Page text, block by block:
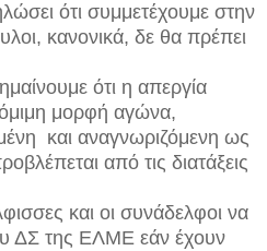
ότι συμμετέχουμε στην
κανονικά, δε θα πρέπει
ότι η απεργία
μορφή αγώνα,
και αναγνωριζόμενη ως
από τις διατάξεις
και οι συνάδελφοι να
ΔΣ της ΕΛΜΕ εάν έχουν